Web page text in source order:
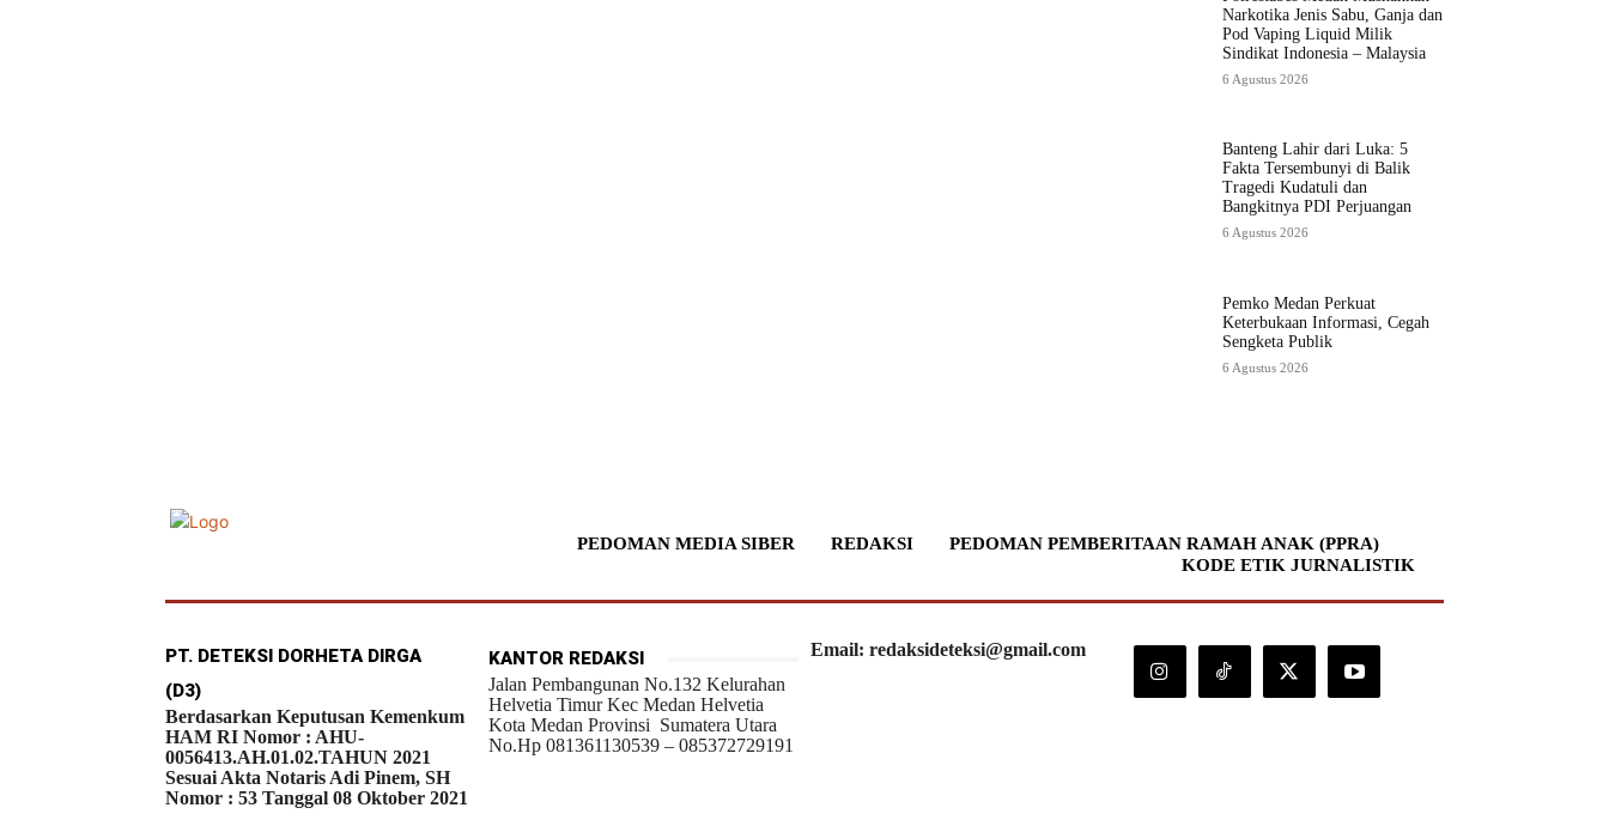
Narkotika Jenis Sabu, Ganja dan
Pod Vaping Liquid Milik
Sindikat Indonesia – Malaysia
6 Agustus 2026
Banteng Lahir dari Luka: 5
Fakta Tersembunyi di Balik
Tragedi Kudatuli dan
Bangkitnya PDI Perjuangan
6 Agustus 2026
Pemko Medan Perkuat
Keterbukaan Informasi, Cegah
Sengketa Publik
6 Agustus 2026
PEDOMAN MEDIA SIBER REDAKSI
PEDOMAN PEMBERITAAN RAMAH ANAK (PPRA)
KODE ETIK JURNALISTIK
PT. DETEKSI DORHETA DIRGA
(D3)
Berdasarkan Keputusan Kemenkum
HAM RI Nomor : AHU-
0056413.AH.01.02.TAHUN 2021
Sesuai Akta Notaris Adi Pinem, SH
Nomor : 53 Tanggal 08 Oktober 2021
KANTOR REDAKSI
Jalan Pembangunan No.132 Kelurahan
Helvetia Timur Kec Medan Helvetia
Kota Medan Provinsi Sumatera Utara
No.Hp 081361130539 – 085372729191
Email: redaksideteksi@gmail.com